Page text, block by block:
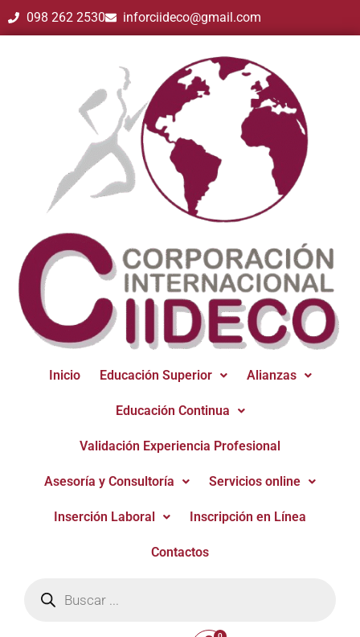
098 262 2530 inforciideco@gmail.com
Inicio Educación Superior Alianzas
Educación Continua
Validación Experiencia Profesional
Asesoría y Consultoría Servicios online
Inserción Laboral Inscripción en Línea
Contactos